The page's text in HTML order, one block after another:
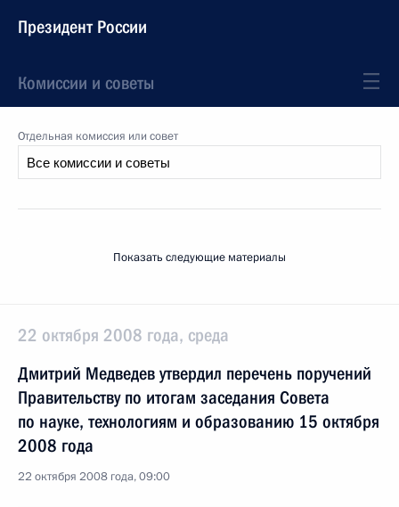
Президент России
Комиссии и советы
Отдельная комиссия или совет
Показать следующие материалы
22 октября 2008 года, среда
Дмитрий Медведев утвердил перечень поручений
Правительству по итогам заседания Совета
по науке, технологиям и образованию 15 октября
2008 года
22 октября 2008 года, 09:00